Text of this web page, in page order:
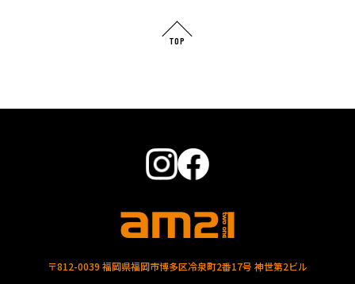
TOP
〒812-0039 福岡県福岡市博多区冷泉町2番17号 神世第2ビル